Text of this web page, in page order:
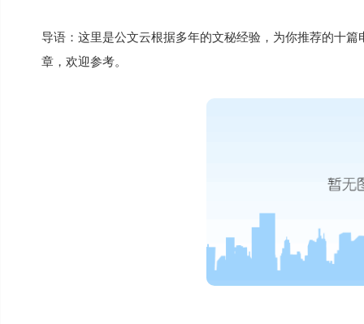
导语：这里是公文云根据多年的文秘经验，为你推荐的十
章，欢迎参考。